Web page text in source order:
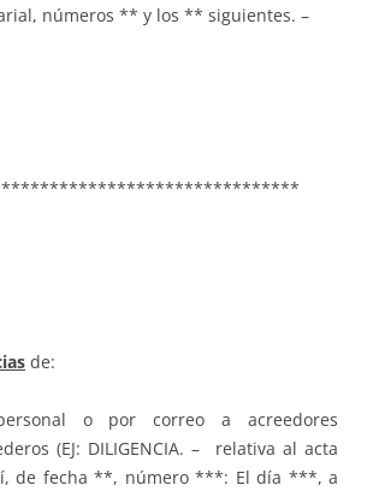
números ** y los ** siguientes. –
de:
o por correo a acreedores
(EJ: DILIGENCIA. – relativa al acta
de fecha **, número ***: El día ***, a